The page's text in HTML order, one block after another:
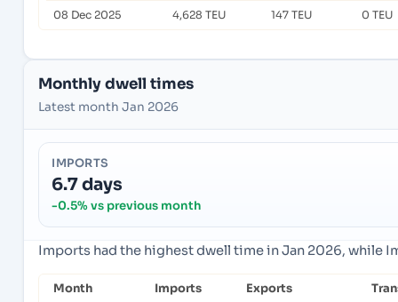
08 Dec 2025 4,628 TEU 147 TEU 0 TEU
Monthly dwell times
Latest month Jan 2026
IMPORTS
6.7 days
-0.5% vs previous month
Imports had the highest dwell time in Jan 2026, while
Month Imports Exports